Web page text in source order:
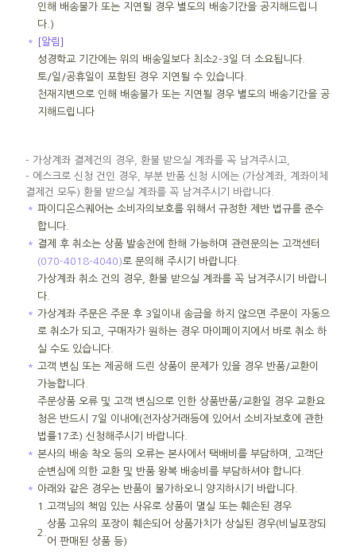
인해 배송불가 또는 지연될 경우 별도의 배송기간을 공지해드립니
다.)
＊
[알림]
성경학교 기간에는 위의 배송일보다 최소2-3일 더 소요됩니다.
토/일/공휴일이 포함된 경우 지연될 수 있습니다.
천재지변으로 인해 배송불가 또는 지연될 경우 별도의 배송기간을 공
지해드립니다
- 가상계좌 결제건의 경우, 환불 받으실 계좌를 꼭 남겨주시고,
- 에스크로 신청 건인 경우, 부분 반품 신청 시에는 (가상계좌, 계좌이체
결제건 모두) 환불 받으실 계좌를 꼭 남겨주시기 바랍니다.
＊ 파이디온스퀘어는 소비자의보호를 위해서 규정한 제반 법규를 준수
합니다.
＊ 결제 후 취소는 상품 발송전에 한해 가능하며 관련문의는 고객센터
(070-4018-4040)로 문의해 주시기 바랍니다.
가상계좌 취소 건의 경우, 환불 받으실 계좌를 꼭 남겨주시기 바랍니
다.
＊ 가상계좌 주문은 주문 후 3일이내 송금을 하지 않으면 주문이 자동으
로 취소가 되고, 구매자가 원하는 경우 마이페이지에서 바로 취소 하
실 수도 있습니다.
＊ 고객 변심 또는 제공해 드린 상품이 문제가 있을 경우 반품/교환이
가능합니다.
주문상품 오류 및 고객 변심으로 인한 상품반품/교환일 경우 교환요
청은 반드시 7일 이내에(전자상거래등에 있어서 소비자보호에 관한
법률17조) 신청해주시기 바랍니다.
＊ 본사의 배송 착오 등의 오류는 본사에서 택배비를 부담하며, 고객단
순변심에 의한 교환 및 반품 왕복 배송비를 부담하셔야 합니다.
＊ 아래와 같은 경우는 반품이 불가하오니 양지하시기 바랍니다.
1. 고객님의 책임 있는 사유로 상품이 멸실 또는 훼손된 경우
2.
상품 고유의 포장이 훼손되어 상품가치가 상실된 경우(비닐포장되
어 판매된 상품 등)